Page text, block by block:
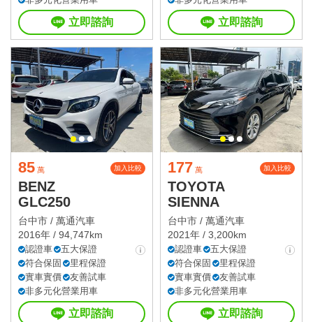
立即諮詢 立即諮詢
85 萬 加入比較
BENZ
GLC250
台中市 / 萬通汽車
2016年 / 94,747km
認證車
五大保證
符合保固
里程保證
實車實價
友善試車
非多元化營業用車
立即諮詢
177 萬 加入比較
TOYOTA
SIENNA
台中市 / 萬通汽車
2021年 / 3,200km
認證車
五大保證
符合保固
里程保證
實車實價
友善試車
非多元化營業用車
立即諮詢